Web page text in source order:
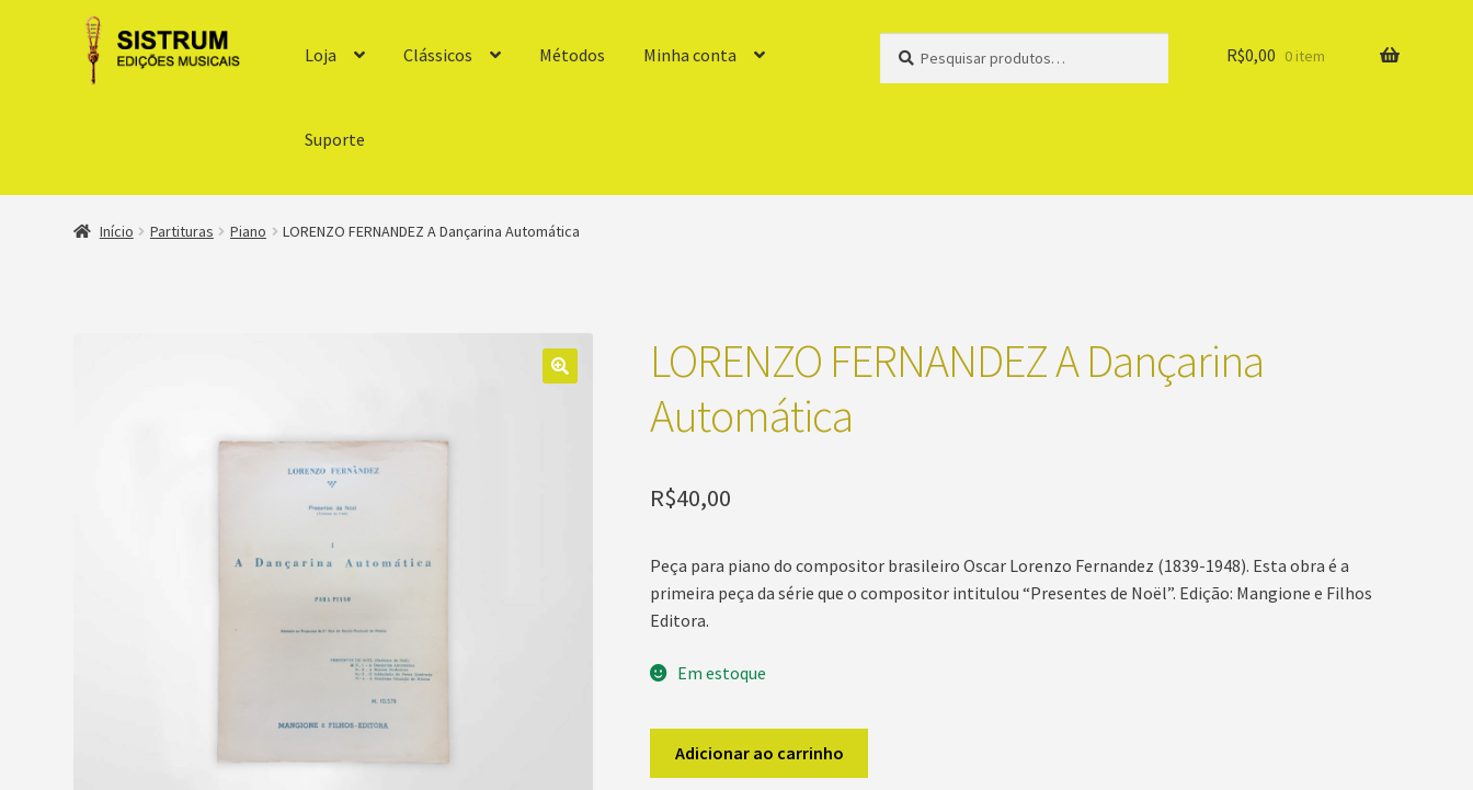
Loja Clássicos Métodos Minha conta
Suporte
Pesquisar
R$0,00 0 item
Início Partituras Piano LORENZO FERNANDEZ A Dançarina Automática
LORENZO FERNANDEZ A Dançarina
Automática
R$40,00
Peça para piano do compositor brasileiro Oscar Lorenzo Fernandez (1839-1948). Esta obra é a
primeira peça da série que o compositor intitulou “Presentes de Noël”. Edição: Mangione e Filhos
Editora.
Em estoque
Adicionar ao carrinho